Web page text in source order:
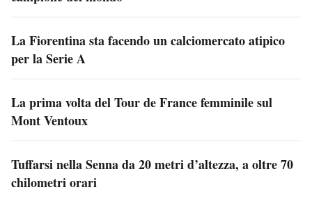
La Fiorentina sta facendo un calciomercato atipico
per la Serie A
La prima volta del Tour de France femminile sul
Mont Ventoux
Tuffarsi nella Senna da 20 metri d’altezza, a oltre 70
chilometri orari